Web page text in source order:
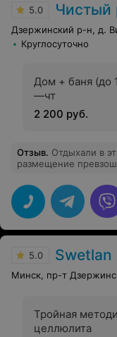
5.0 Чистый
Круглосуточно
Дом + баня (до
—чт
2 200 руб.
Отзыв. Отдыхали в
размещение
территория, озеро,
сказка! Обязательно
бы по париться в
открытом воздухе!
5.0
Минск, пр-т
Тройная
целлюлита